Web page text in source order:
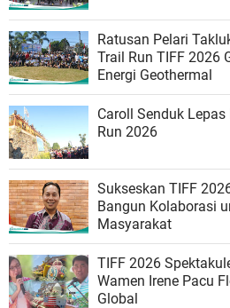
Ratusan Pelari
Trail Run TIFF 2026
Energi Geothermal
Caroll Senduk
Run 2026
Sukseskan TIFF
Bangun Kolaborasi
Masyarakat
TIFF 2026
Wamen Irene Pacu
Global